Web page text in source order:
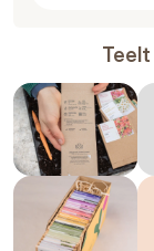
Teelt